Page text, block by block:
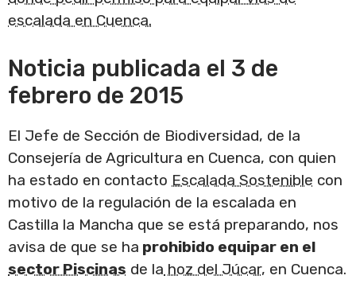
escalada en Cuenca.
Noticia publicada el 3 de
febrero de 2015
El Jefe de Sección de Biodiversidad, de la
Consejería de Agricultura en Cuenca, con quien
ha estado en contacto Escalada Sostenible con
motivo de la regulación de la escalada en
Castilla la Mancha que se está preparando, nos
avisa de que se ha prohibido equipar en el
sector Piscinas de la hoz del Júcar, en Cuenca.